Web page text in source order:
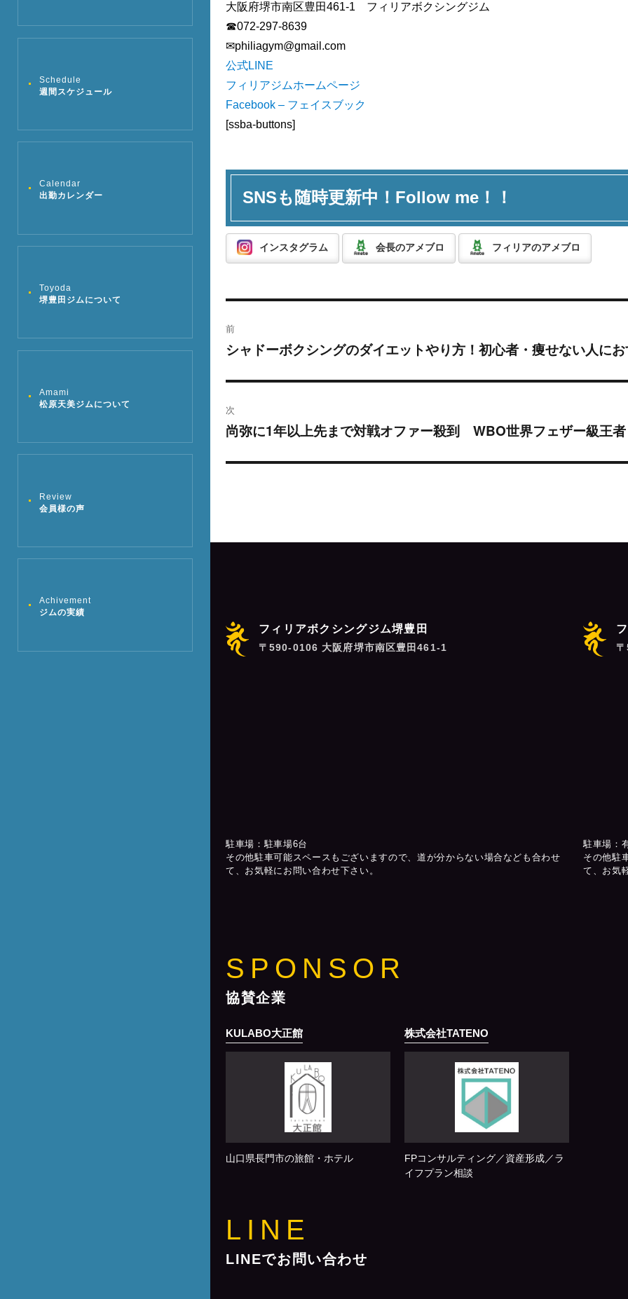
Schedule
週間スケジュール
Calendar
出勤カレンダー
Toyoda
堺豊田ジムについて
Amami
松原天美ジムについて
Review
会員様の声
Achivement
ジムの実績
大阪府堺市南区豊田461-1 フィリアボクシングジム
☎072-297-8639
✉︎philiagym@gmail.com
公式LINE
フィリアジムホームページ
Facebook – フェイスブック
[ssba-buttons]
SNSも随時更新中！Follow me！！
インスタグラム 会長のアメブロ フィリアのアメブロ
稿
ナ
ビ
ゲ
ー
ン
前
過
投
稿:
シャドーボクシングのダイエットやり方！初心者・痩せない人に
次
次
尚弥に1年以上先まで対戦オファー殺到 WBO世界フェザー級王
フィリアボクシングジム堺豊田
〒590-0106 大阪府堺市南区豊田461-1
駐車場：駐車場6台
その他駐車可能スペースもございますので、道が分からない場合なども合わせ
て、お気軽にお問い合わせ下さい。
駐車場：
その他駐
て、お気
SPONSOR
協賛企業
KULABO大正館
山口県長門市の旅館・ホテル
株式会社TATENO
FPコンサルティング／資産形成／ラ
イフプラン相談
LINE
LINEでお問い合わせ